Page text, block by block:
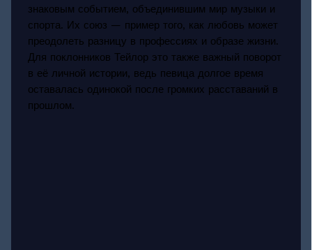
знаковым событием, объединившим мир музыки и
спорта. Их союз — пример того, как любовь может
преодолеть разницу в профессиях и образе жизни.
Для поклонников Тейлор это также важный поворот
в её личной истории, ведь певица долгое время
оставалась одинокой после громких расставаний в
прошлом.